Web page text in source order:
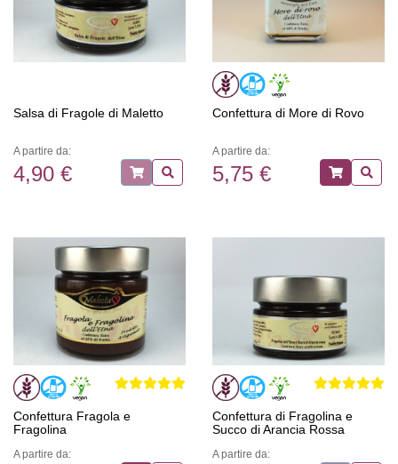
Salsa di Fragole di Maletto
A partire da:
4,90 €
Confettura di More di Rovo
A partire da:
5,75 €
Confettura Fragola e
Fragolina
A partire da:
Confettura di Fragolina e
Succo di Arancia Rossa
A partire da: